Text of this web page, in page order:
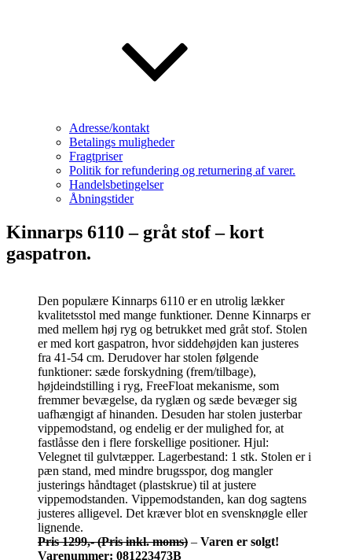
Adresse/kontakt
Betalings muligheder
Fragtpriser
Politik for refundering og returnering af varer.
Handelsbetingelser
Åbningstider
Kinnarps 6110 – gråt stof – kort
gaspatron.
Den populære Kinnarps 6110 er en utrolig lækker
kvalitetsstol med mange funktioner. Denne Kinnarps er
med mellem høj ryg og betrukket med gråt stof. Stolen
er med kort gaspatron, hvor siddehøjden kan justeres
fra 41-54 cm. Derudover har stolen følgende
funktioner: sæde forskydning (frem/tilbage),
højdeindstilling i ryg, FreeFloat mekanisme, som
fremmer bevægelse, da ryglæn og sæde bevæger sig
uafhængigt af hinanden. Desuden har stolen justerbar
vippemodstand, og endelig er der mulighed for, at
fastlåsse den i flere forskellige positioner. Hjul:
Velegnet til gulvtæpper. Lagerbestand: 1 stk. Stolen er i
pæn stand, med mindre brugsspor, dog mangler
justerings håndtaget (plastskrue) til at justere
vippemodstanden. Vippemodstanden, kan dog sagtens
justeres alligevel. Det kræver blot en svensknøgle eller
lignende.
Pris 1299,- (Pris inkl. moms) – Varen er solgt!
Varenummer: 081223473B